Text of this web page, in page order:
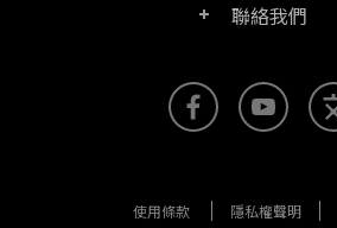
Right PDF Reader (行
使用手冊
SDK資源 (伺服器版
公司介紹
官方部落格
聯絡我們
聯絡銷售
使用條款 隱私權聲明